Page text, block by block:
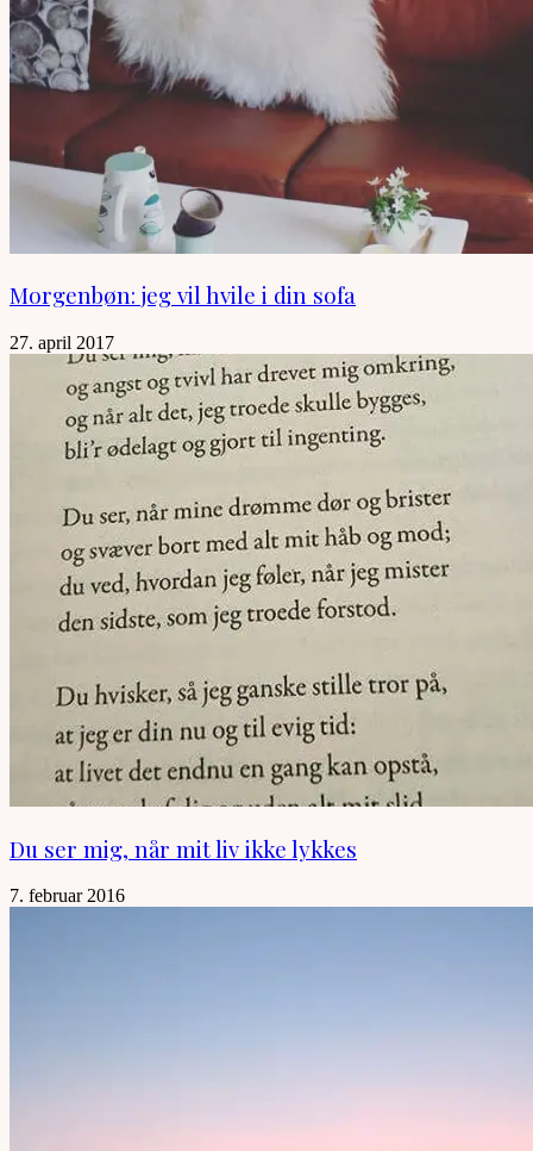
Morgenbøn: jeg vil hvile i din sofa
27. april 2017
Du ser mig, når mit liv ikke lykkes
7. februar 2016